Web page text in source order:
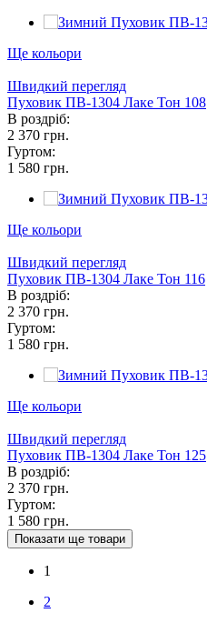
Ще кольори
Швидкий перегляд
Пуховик ПВ-1304 Лаке Тон 108
В роздріб:
2 370 грн.
Гуртом:
1 580 грн.
Ще кольори
Швидкий перегляд
Пуховик ПВ-1304 Лаке Тон 116
В роздріб:
2 370 грн.
Гуртом:
1 580 грн.
Ще кольори
Швидкий перегляд
Пуховик ПВ-1304 Лаке Тон 125
В роздріб:
2 370 грн.
Гуртом:
1 580 грн.
Показати ще товари
1
2